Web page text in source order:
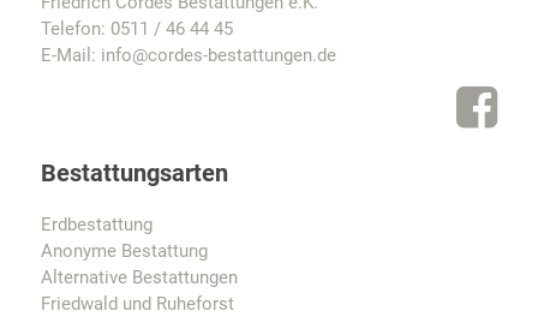
Telefon: 0511 / 46 44 45
E-Mail: info@cordes-bestattungen.de
Bestattungsarten
Erdbestattung
Anonyme Bestattung
Alternative Bestattungen
Friedwald und Ruheforst